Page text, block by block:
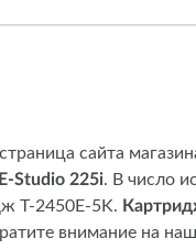
сайта
Studio 225i. В число
T-2450E-5K.
внимание на